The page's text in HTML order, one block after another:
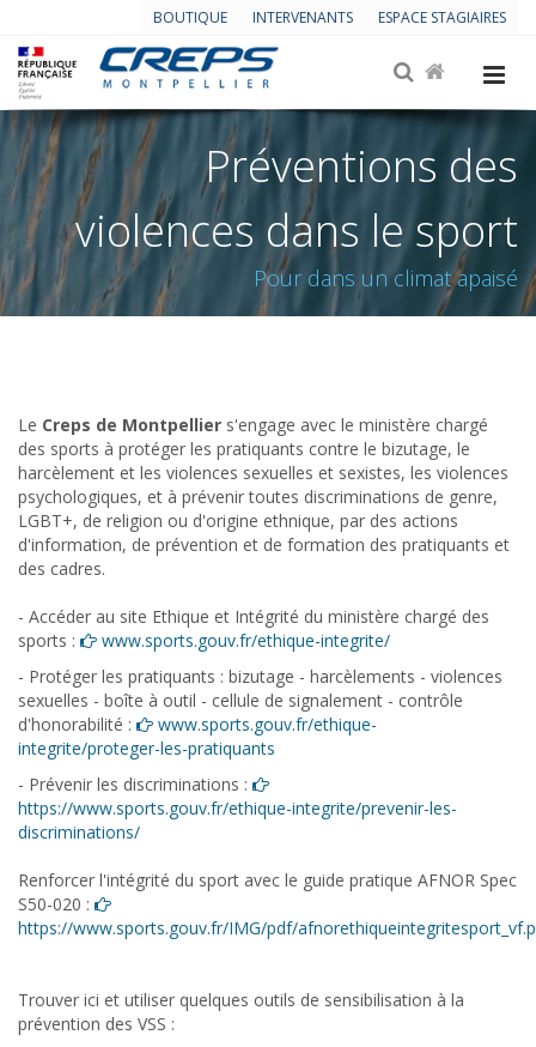
BOUTIQUE INTERVENANTS ESPACE STAGIAIRES
Préventions des
violences dans le sport
Pour dans un climat apaisé
Le Creps de Montpellier s'engage avec le ministère chargé
des sports à protéger les pratiquants contre le bizutage, le
harcèlement et les violences sexuelles et sexistes, les violences
psychologiques, et à prévenir toutes discriminations de genre,
LGBT+, de religion ou d'origine ethnique, par des actions
d'information, de prévention et de formation des pratiquants et
des cadres.
- Accéder au site Ethique et Intégrité du ministère chargé des
sports :
www.sports.gouv.fr/ethique-integrite/
- Protéger les pratiquants : bizutage - harcèlements - violences
sexuelles - boîte à outil - cellule de signalement - contrôle
d'honorabilité :
www.sports.gouv.fr/ethique-
integrite/proteger-les-pratiquants
- Prévenir les discriminations :
https://www.sports.gouv.fr/ethique-integrite/prevenir-les-
discriminations/
Renforcer l'intégrité du sport avec le guide pratique AFNOR Spec
S50-020 :
https://www.sports.gouv.fr/IMG/pdf/
Trouver ici et utiliser quelques outils de sensibilisation à la
prévention des VSS :